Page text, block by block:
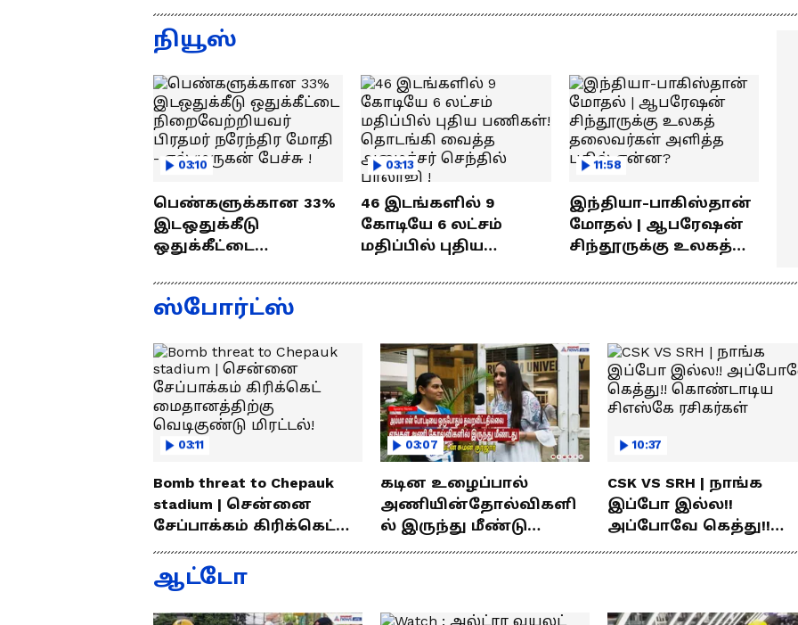
கல்யாணத்துக்கு வந்த
ஜெயம் ரவி!.....வைரல்
வீடியோ !
ரொக்கம் எவ்வளவு
பிரம்மிப்பாக
நியூஸ்
03:10
பெண்களுக்கான 33%
இடஒதுக்கீடு
ஒதுக்கீட்டை
பிரதமர் நரேந்திர
மோதி - எல்.முருகன்
03:13
46 இடங்களில் 9
கோடியே 6 லட்சம்
மதிப்பில் புதிய
வைத்த அமைச்சர்
11:58
இந்தியா-பாகிஸ்தான்
மோதல் | ஆபரேஷன்
சிந்தூருக்கு உலகத்
பதில் என்ன?
ஸ்போர்ட்ஸ்
03:11
Bomb threat to Chepauk
stadium | சென்னை
சேப்பாக்கம் கிரிக்கெட்
வெடிகுண்டு மிரட்டல்!
03:07
கடின உழைப்பால்
அணியின்தோல்விகளி
ல் இருந்து மீண்டு
10:37
CSK VS SRH | நாங்க
இப்போ இல்ல!!
அப்போவே கெத்து!!
ஆட்டோ